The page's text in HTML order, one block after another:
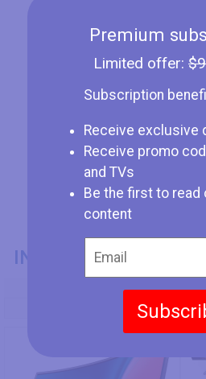
Premium
Limited offer:
Subscription
Receive exclusive
Receive promo
and TVs
Be the first to read
content
INFORMAZIONI
Codice